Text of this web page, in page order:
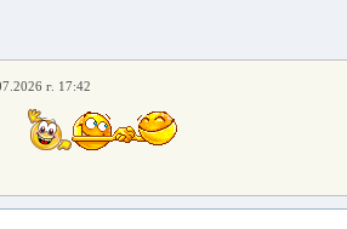
г. 17:42